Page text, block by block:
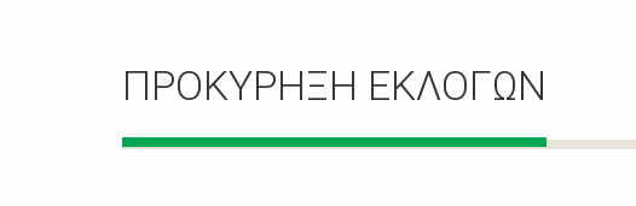
ΠΡΟΚΥΡΗΞΗ ΕΚΛΟΓΩΝ